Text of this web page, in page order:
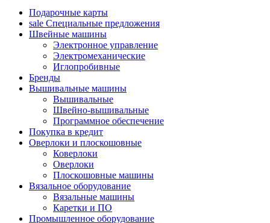
Подарочные карты
sale Специальные предложения
Швейные машины
Электронное управление
Электромеханические
Иглопробивные
Бренды
Вышивальные машины
Вышивальные
Швейно-вышивальные
Программное обеспечение
Покупка в кредит
Оверлоки и плоскошовные
Коверлоки
Оверлоки
Плоскошовные машины
Вязальное оборудование
Вязальные машины
Каретки и ПО
Промышленное оборудование